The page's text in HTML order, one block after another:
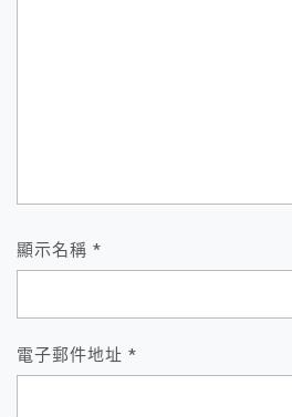
顯示名稱 *
電子郵件地址 *